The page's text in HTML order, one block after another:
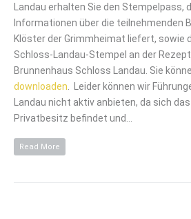
Landau erhalten Sie den Stempelpass,
Informationen über die teilnehmenden
Klöster der Grimmheimat liefert, sowie
Schloss-Landau-Stempel an der
Brunnenhaus Schloss Landau. Sie
downloaden . Leider können wir
Landau nicht aktiv anbieten, da sich
Privatbesitz befindet und…
Read More